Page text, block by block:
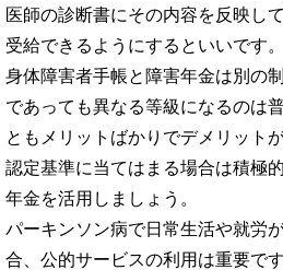
医師の診断書にその内容を反映し
受給できるようにするといいです。
身体障害者手帳と障害年金は別の
であっても異なる等級になるのは
ともメリットばかりでデメリット
認定基準に当てはまる場合は積極
年金を活用しましょう。
パーキンソン病で日常生活や就労
合、公的サービスの利用は重要で